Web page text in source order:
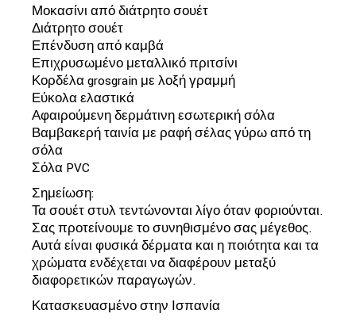
€100.
είναι:
€70.
Μοκασίνι από διάτρητο σουέτ
Διάτρητο σουέτ
Επένδυση από καμβά
Επιχρυσωμένο μεταλλικό πριτσίνι
Κορδέλα grosgrain με λοξή γραμμή
Εύκολα ελαστικά
Αφαιρούμενη δερμάτινη εσωτερική σόλα
Βαμβακερή ταινία με ραφή σέλας γύρω από τη
σόλα
Σόλα PVC
Σημείωση:
Τα σουέτ στυλ τεντώνονται λίγο όταν φοριούνται.
Σας προτείνουμε το συνηθισμένο σας μέγεθος.
Αυτά είναι φυσικά δέρματα και η ποιότητα και τα
χρώματα ενδέχεται να διαφέρουν μεταξύ
διαφορετικών παραγωγών.
Κατασκευασμένο στην Ισπανία